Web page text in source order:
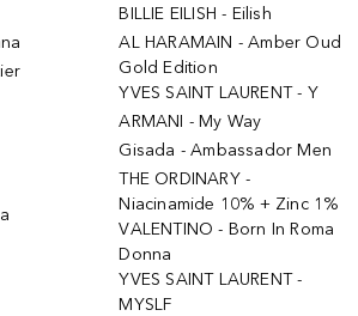
BILLIE EILISH - Eilish
AL HARAMAIN - Amber Oud
Gold Edition
YVES SAINT LAURENT - Y
ARMANI - My Way
Gisada - Ambassador Men
THE ORDINARY -
Niacinamide 10% + Zinc 1%
VALENTINO - Born In Roma
Donna
YVES SAINT LAURENT -
MYSLF